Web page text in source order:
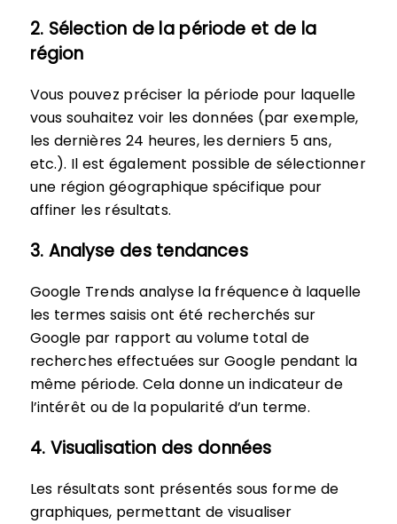
2. Sélection de la période et de la
région
Vous pouvez préciser la période pour laquelle
vous souhaitez voir les données (par exemple,
les dernières 24 heures, les derniers 5 ans,
etc.). Il est également possible de sélectionner
une région géographique spécifique pour
affiner les résultats.
3. Analyse des tendances
Google Trends analyse la fréquence à laquelle
les termes saisis ont été recherchés sur
Google par rapport au volume total de
recherches effectuées sur Google pendant la
même période. Cela donne un indicateur de
l’intérêt ou de la popularité d’un terme.
4. Visualisation des données
Les résultats sont présentés sous forme de
graphiques, permettant de visualiser